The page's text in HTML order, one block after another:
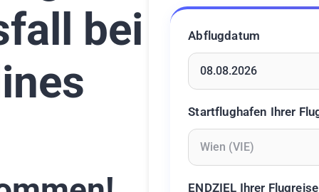
bei
Abflugdatum
Startflughafen Ihrer
ENDZIEL Ihrer Flugreise